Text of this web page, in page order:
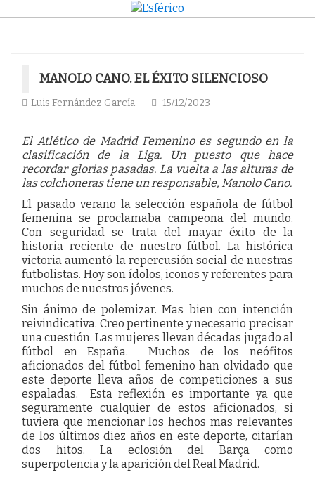
MANOLO CANO. EL ÉXITO SILENCIOSO
Luis Fernández García 15/12/2023
El Atlético de Madrid Femenino es segundo en la
clasificación de la Liga. Un puesto que hace
recordar glorias pasadas. La vuelta a las alturas de
las colchoneras tiene un responsable, Manolo Cano.
El pasado verano la selección española de fútbol
femenina se proclamaba campeona del mundo.
Con seguridad se trata del mayar éxito de la
historia reciente de nuestro fútbol. La histórica
victoria aumentó la repercusión social de nuestras
futbolistas. Hoy son ídolos, iconos y referentes para
muchos de nuestros jóvenes.
Sin ánimo de polemizar. Mas bien con intención
reivindicativa. Creo pertinente y necesario precisar
una cuestión. Las mujeres llevan décadas jugado al
fútbol en España. Muchos de los neófitos
aficionados del fútbol femenino han olvidado que
este deporte lleva años de competiciones a sus
espaladas. Esta reflexión es importante ya que
seguramente cualquier de estos aficionados, si
tuviera que mencionar los hechos mas relevantes
de los últimos diez años en este deporte, citarían
dos hitos. La eclosión del Barça como
superpotencia y la aparición del Real Madrid.